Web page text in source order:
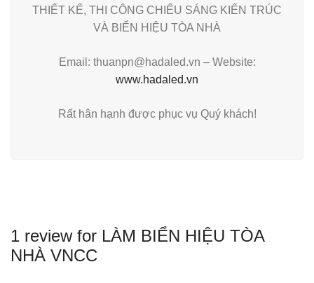
THIẾT KẾ, THI CÔNG CHIẾU SÁNG KIẾN TRÚC
VÀ BIỂN HIỆU TÒA NHÀ
Email: thuanpn@hadaled.vn – Website:
www.hadaled.vn
Rất hân hạnh được phục vụ Quý khách!
1 review for LÀM BIỂN HIỆU TÒA
NHÀ VNCC